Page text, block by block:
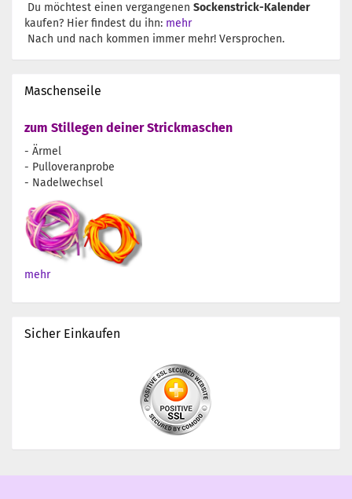
Du möchtest einen vergangenen Sockenstrick-Kalender
kaufen? Hier findest du ihn: mehr
Nach und nach kommen immer mehr! Versprochen.
Maschenseile
zum Stillegen deiner Strickmaschen
- Ärmel
- Pulloveranprobe
- Nadelwechsel
mehr
Sicher Einkaufen